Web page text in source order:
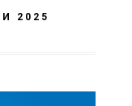
2025